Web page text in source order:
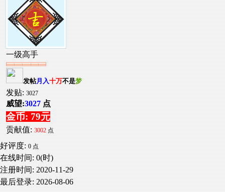
一级高手
发帖月入十万不是梦
发贴: 3027
威望:3027 点
金币: 79元
贡献值: 3002 点
好评度: 0 点
在线时间: 0(时)
注册时间: 2020-11-29
最后登录: 2026-08-06